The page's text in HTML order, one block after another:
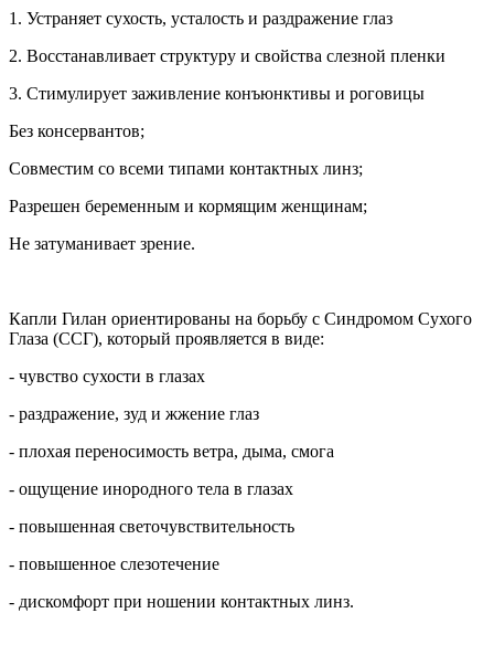
1. Устраняет сухость, усталость и раздражение глаз
2. Восстанавливает структуру и свойства слезной пленки
3. Стимулирует заживление конъюнктивы и роговицы
Без консервантов;
Совместим со всеми типами контактных линз;
Разрешен беременным и кормящим женщинам;
Не затуманивает зрение.
Капли Гилан ориентированы на борьбу с Синдромом Сухого
Глаза (ССГ), который проявляется в виде:
- чувство сухости в глазах
- раздражение, зуд и жжение глаз
- плохая переносимость ветра, дыма, смога
- ощущение инородного тела в глазах
- повышенная светочувствительность
- повышенное слезотечение
- дискомфорт при ношении контактных линз.